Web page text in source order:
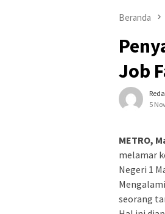
Beranda
Job
5
METRO,
melamar
Negeri 1
seorang